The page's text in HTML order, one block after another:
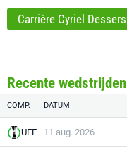
Carrière Cyriel Dessers
Recente wedstrijden
COMP. DATUM
UEF 11 aug. 2026